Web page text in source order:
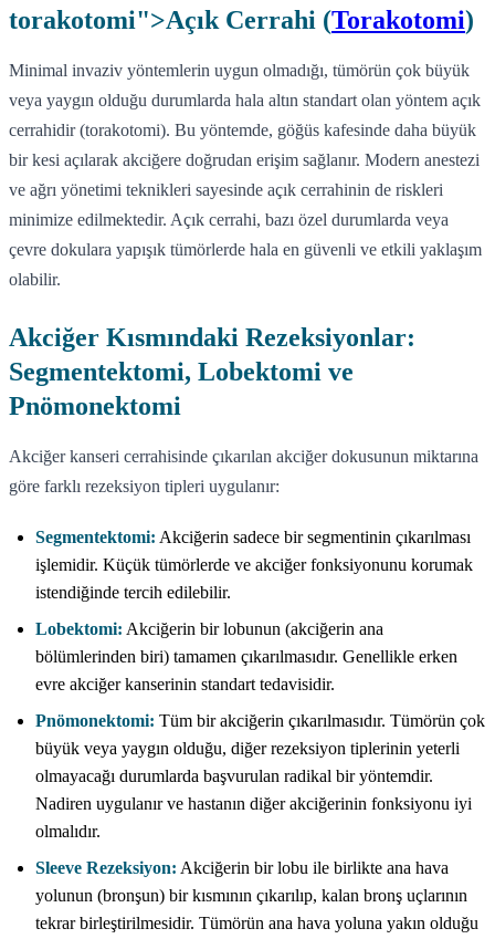
torakotomi">Açık Cerrahi (Torakotomi)
Minimal invaziv yöntemlerin uygun olmadığı, tümörün çok büyük
veya yaygın olduğu durumlarda hala altın standart olan yöntem açık
cerrahidir (torakotomi). Bu yöntemde, göğüs kafesinde daha büyük
bir kesi açılarak akciğere doğrudan erişim sağlanır. Modern anestezi
ve ağrı yönetimi teknikleri sayesinde açık cerrahinin de riskleri
minimize edilmektedir. Açık cerrahi, bazı özel durumlarda veya
çevre dokulara yapışık tümörlerde hala en güvenli ve etkili yaklaşım
olabilir.
Akciğer Kısmındaki Rezeksiyonlar:
Segmentektomi, Lobektomi ve
Pnömonektomi
Akciğer kanseri cerrahisinde çıkarılan akciğer dokusunun miktarına
göre farklı rezeksiyon tipleri uygulanır:
Segmentektomi: Akciğerin sadece bir segmentinin çıkarılması
işlemidir. Küçük tümörlerde ve akciğer fonksiyonunu korumak
istendiğinde tercih edilebilir.
Lobektomi: Akciğerin bir lobunun (akciğerin ana
bölümlerinden biri) tamamen çıkarılmasıdır. Genellikle erken
evre akciğer kanserinin standart tedavisidir.
Pnömonektomi: Tüm bir akciğerin çıkarılmasıdır. Tümörün çok
büyük veya yaygın olduğu, diğer rezeksiyon tiplerinin yeterli
olmayacağı durumlarda başvurulan radikal bir yöntemdir.
Nadiren uygulanır ve hastanın diğer akciğerinin fonksiyonu iyi
olmalıdır.
Sleeve Rezeksiyon: Akciğerin bir lobu ile birlikte ana hava
yolunun (bronşun) bir kısmının çıkarılıp, kalan bronş uçlarının
tekrar birleştirilmesidir. Tümörün ana hava yoluna yakın olduğu